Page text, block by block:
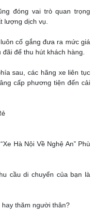
đóng vai trò quan trọng
lượng dịch vụ.
cố gắng đưa ra mức giá
để thu hút khách hàng.
sau, các hãng xe liên tục
cấp phương tiện đến cải
Hà Nội Về Nghệ An” Phù
cầu di chuyển của bạn là
hay thăm người thân?